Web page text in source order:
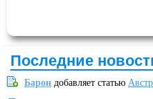
Последние
Барон добавляет статью